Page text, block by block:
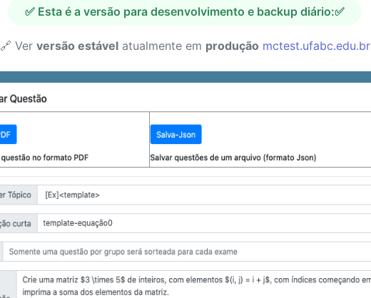
✅ Esta é a versão para desenvolvimento e backup diário:✅
🔗 Ver versão estávelatualmente em produção mctest.ufabc.edu.br